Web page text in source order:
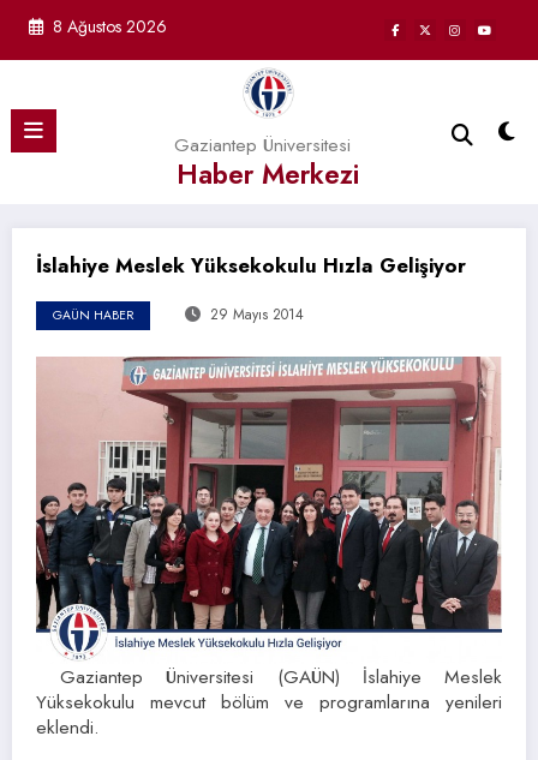
8 Ağustos 2026
Gaziantep Üniversitesi
Haber Merkezi
İslahiye Meslek Yüksekokulu Hızla Gelişiyor
GAÜN HABER 29 Mayıs 2014
Gaziantep Üniversitesi (GAÜN) İslahiye Meslek
Yüksekokulu mevcut bölüm ve programlarına yenileri
eklendi.